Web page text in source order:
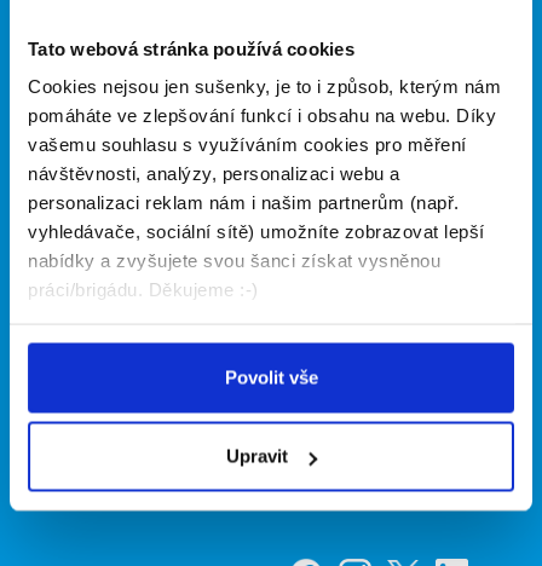
Tato webová stránka používá cookies
Cookies nejsou jen sušenky, je to i způsob, kterým nám
pomáháte ve zlepšování funkcí i obsahu na webu. Díky
vašemu souhlasu s využíváním cookies pro měření
návštěvnosti, analýzy, personalizaci webu a
personalizaci reklam nám i našim partnerům (např.
vyhledávače, sociální sítě) umožníte zobrazovat lepší
nabídky a zvyšujete svou šanci získat vysněnou
práci/brigádu. Děkujeme :-)
Povolit vše
Upravit
Hledané brigády
Ceník
Propagace
O portálu
Kontakt
O nás
Podmínky
Upravit předvolby cookies
Zásady ochrany osobních
údajů
Naše další projekty
Mobilní aplikace
Fajn brigády
Mobilní aplikace
Fajn práce
Nabídka brigád po celé SR
Fajn-brigady.sk